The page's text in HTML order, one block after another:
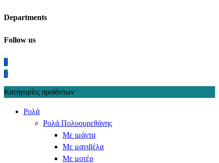
Departments
Follow us
0
0
Κατηγορίες προϊόντων
Ρολά
Ρολά Πολυουρεθάνης
Με ιμάντα
Με μανιβέλα
Με μοτέρ